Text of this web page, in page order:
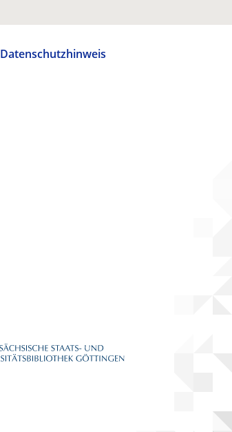
Datenschutzhinweis